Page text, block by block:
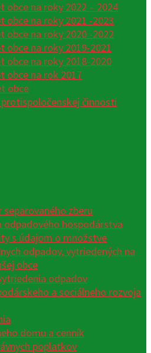
obce na roky 2022 – 2024
obce na roky 2021 -2023
obce na roky 2020 -2022
obce na roky 2019-2021
obce na roky 2018-2020
obce na rok 2017
obce
činnosti
separovaného zberu
odpadového hospodárstva
s údajom o množstve
odpadov, vytriedených na
obce
odpadov
a sociálneho rozvoja
domu a cenník
poplatkov